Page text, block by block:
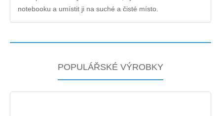
notebooku a umístit ji na suché a čisté místo.
POPULÁŘSKÉ VÝROBKY